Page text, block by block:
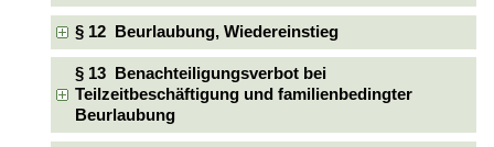
§ 12 Beurlaubung, Wiedereinstieg
§ 13 Benachteiligungsverbot bei
Teilzeitbeschäftigung und familienbedingter
Beurlaubung